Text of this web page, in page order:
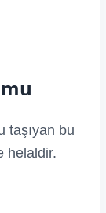
taşıyan bu
helaldir.